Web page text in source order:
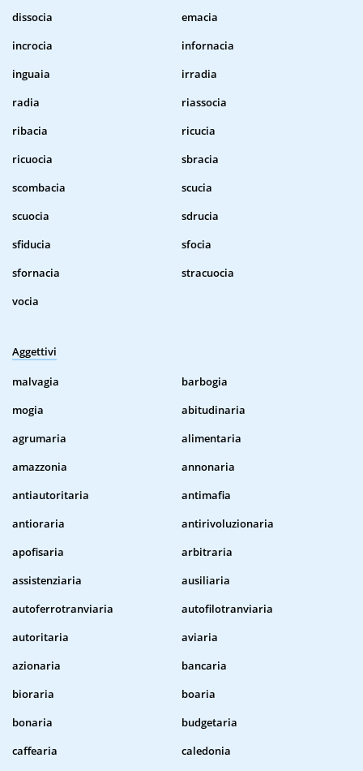
dissocia
emacia
incrocia
infornacia
inguaia
irradia
radia
riassocia
ribacia
ricucia
ricuocia
sbracia
scombacia
scucia
scuocia
sdrucia
sfiducia
sfocia
sfornacia
stracuocia
vocia
Aggettivi
malvagia
barbogia
mogia
abitudinaria
agrumaria
alimentaria
amazzonia
annonaria
antiautoritaria
antimafia
antioraria
antirivoluzionaria
apofisaria
arbitraria
assistenziaria
ausiliaria
autoferrotranviaria
autofilotranviaria
autoritaria
aviaria
azionaria
bancaria
bioraria
boaria
bonaria
budgetaria
caffearia
caledonia